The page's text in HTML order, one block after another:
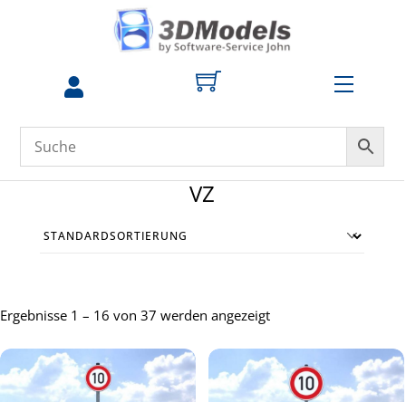
zum
Menu
VZ
Ergebnisse 1 – 16 von 37 werden angezeigt